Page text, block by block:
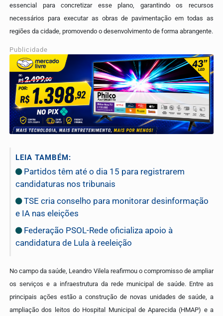
essencial para concretizar esse plano, garantindo os recursos
necessários para executar as obras de pavimentação em todas as
regiões da cidade, promovendo o desenvolvimento de forma abrangente.
Publicidade
LEIA TAMBÉM:
Partidos têm até o dia 15 para registrarem
candidaturas nos tribunais
TSE cria conselho para monitorar desinformação
e IA nas eleições
Federação PSOL-Rede oficializa apoio à
candidatura de Lula à reeleição
No campo da saúde, Leandro Vilela reafirmou o compromisso de ampliar
os serviços e a infraestrutura da rede municipal de saúde. Entre as
principais ações estão a construção de novas unidades de saúde, a
ampliação dos leitos do Hospital Municipal de Aparecida (HMAP) e a